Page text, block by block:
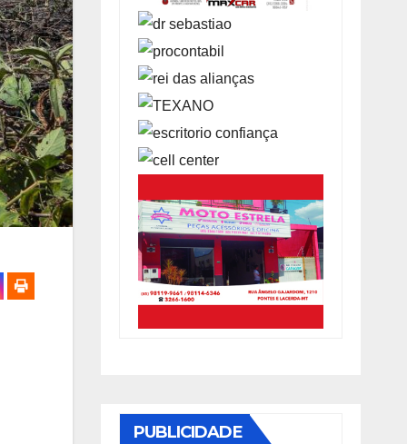
PUBLICIDADE